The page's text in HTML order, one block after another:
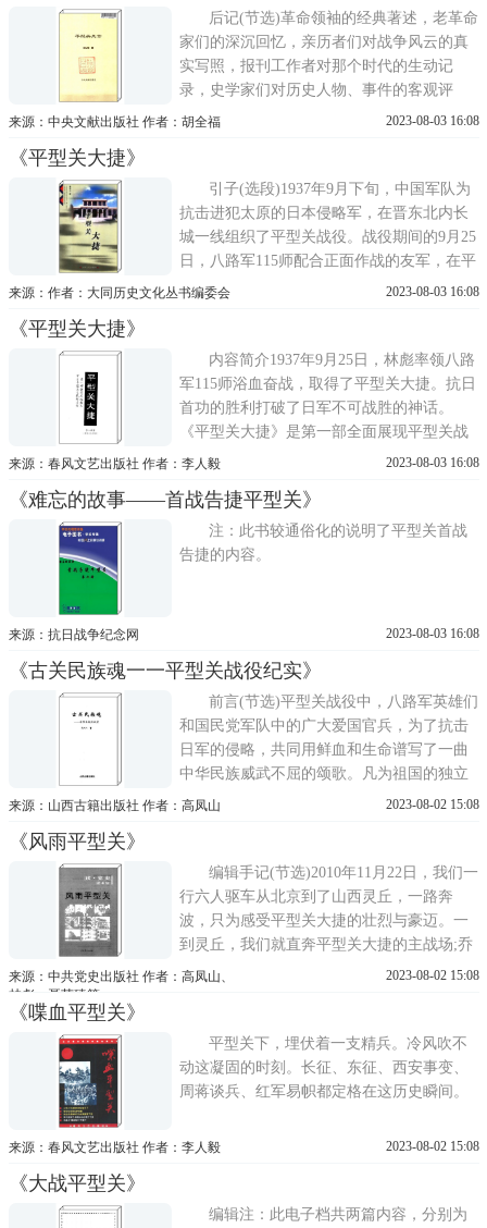
后记(节选)革命领袖的经典著述，老革命
家们的深沉回忆，亲历者们对战争风云的真
实写照，报刊工作者对那个时代的生动记
录，史学家们对历史人物、事件的客观评
述，历史档案材料和各类文史资料的陆续面
《忻口抗战写真》，并将两部书共同编排在
后记中)的中坚支柱。从作者
来源：中央文献出版社 作者：胡全福 2023-08-03 16:08
《平型关大捷》
引子(选段)1937年9月下旬，中国军队为
抗击进犯太原的日本侵略军，在晋东北内长
城一线组织了平型关战役。战役期间的9月25
日，八路军115师配合正面作战的友军，在平
型关东侧伏击日军后续部队，一举歼灭日军
型关的日军近两个联队，歼敌300余人。取得
了八路军挺进华
来源：作者：大同历史文化丛书编委会 2023-08-03 16:08
《平型关大捷》
内容简介1937年9月25日，林彪率领八路
军115师浴血奋战，取得了平型关大捷。抗日
首功的胜利打破了日军不可战胜的神话。
《平型关大捷》是第一部全面展现平型关战
役全景的长篇纪实文学。作者以新颖生动的
度、广阔的视野和多侧面的烘托，描绘了惨
烈的战争场面，追溯了战役的前因后果和详
细过程，扯下了长期蒙
来源：春风文艺出版社 作者：李人毅 2023-08-03 16:08
《难忘的故事——首战告捷平型关》
注：此书较通俗化的说明了平型关首战
告捷的内容。
来源：抗日战争纪念网 2023-08-03 16:08
《古关民族魂一一平型关战役纪实》
前言(节选)平型关战役中，八路军英雄们
和国民党军队中的广大爱国官兵，为了抗击
日军的侵略，共同用鲜血和生命谱写了一曲
中华民族威武不屈的颂歌。凡为祖国的独立
和解放而英勇献身的烈士们，都是中华民族
战役的专著并不多见，一些抗战著作对这次
战役虽有涉及，但
来源：山西古籍出版社 作者：高凤山 2023-08-02 15:08
《风雨平型关》
编辑手记(节选)2010年11月22日，我们一
行六人驱车从北京到了山西灵丘，一路奔
波，只为感受平型关大捷的壮烈与豪迈。一
到灵丘，我们就直奔平型关大捷的主战场;乔
沟。我是地地道道的灵丘人。记得读高一的
在我印象里，那时的平型关战斗纪念馆极其
萧条，荒山野岭中矗立
来源：中共党史出版社 作者：高凤山、
林彪、聂荣臻等
2023-08-02 15:08
《喋血平型关》
平型关下，埋伏着一支精兵。冷风吹不
动这凝固的时刻。长征、东征、西安事变、
周蒋谈兵、红军易帜都定格在这历史瞬间。
来源：春风文艺出版社 作者：李人毅 2023-08-02 15:08
《大战平型关》
编辑注：此电子档共两篇内容，分别为